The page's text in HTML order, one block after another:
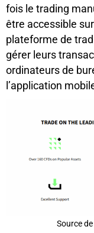
fois le trading
être accessible
plateforme de
gérer leurs
ordinateurs de
l’application
Source